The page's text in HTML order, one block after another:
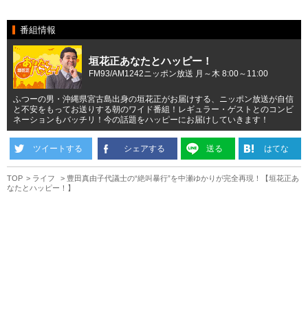
番組情報
垣花正あなたとハッピー！
FM93/AM1242ニッポン放送 月～木 8:00～11:00
ふつーの男・沖縄県宮古島出身の垣花正がお届けする、ニッポン放送が自信
と不安をもってお送りする朝のワイド番組！レギュラー・ゲストとのコンビ
ネーションもバッチリ！今の話題をハッピーにお届けしていきます！
ツイートする シェアする 送る はてな
TOP ライフ
豊田真由子代議士の“絶叫暴行”を中瀬ゆかりが完全再現！【垣花正あ
なたとハッピー！】